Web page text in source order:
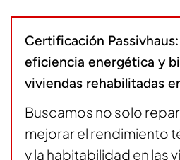
Certificación
eficiencia energética y
viviendas rehabilitadas
Buscamos no solo
mejorar el rendimiento
y la habitabilidad en las